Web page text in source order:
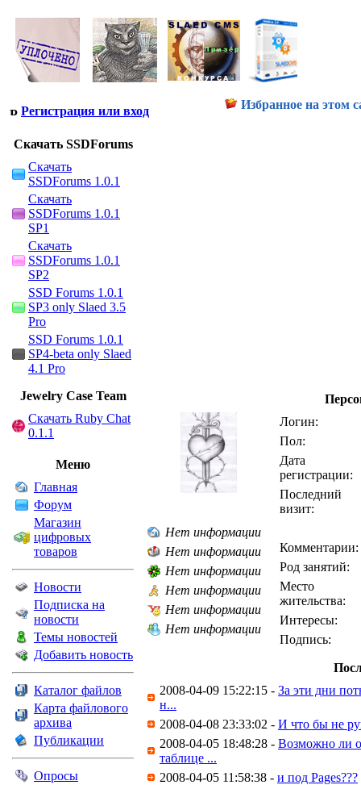
Регистрация или вход Избранное на этом
Скачать SSDForums
Скачать
SSDForums 1.0.1
Скачать
SSDForums 1.0.1
SP1
Скачать
SSDForums 1.0.1
SP2
SSD Forums 1.0.1
SP3 only Slaed 3.5
Pro
SSD Forums 1.0.1
SP4-beta only Slaed
4.1 Pro
Jewelry Сase Team
Скачать Ruby Chat
0.1.1
Меню
Главная
Форум
Магазин
цифровых
товаров
Новости
Подписка на
новости
Темы новостей
Добавить новость
Каталог файлов
Карта файлового
архива
Публикации
Опросы
Логин:
Пол:
Дата
регистрации:
Последний
визит:
Комментарии:
Род занятий:
Место
жительства:
Интересы:
Подпись:
Нет информации
Нет информации
Нет информации
Нет информации
Нет информации
Нет информации
2008-04-09 15:22:15 - За эти дни
н...
2008-04-08 23:33:02 - И что бы не
2008-04-05 18:48:28 - Возможно ли
таблице ...
2008-04-05 11:58:38 - и под Pages???